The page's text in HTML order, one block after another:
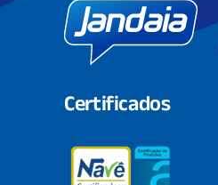
Certificados